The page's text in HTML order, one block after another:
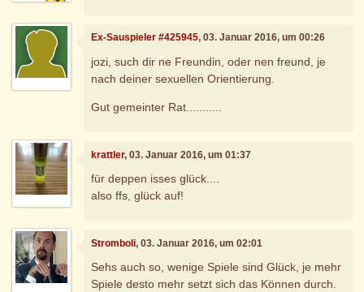
Ex-Sauspieler #425945, 03. Januar 2016, um 00:26
jozi, such dir ne Freundin, oder nen freund, je
nach deiner sexuellen Orientierung.
Gut gemeinter Rat...........
krattler, 03. Januar 2016, um 01:37
für deppen isses glück....
also ffs, glück auf!
Stromboli, 03. Januar 2016, um 02:01
Sehs auch so, wenige Spiele sind Glück, je mehr
Spiele desto mehr setzt sich das Können durch.